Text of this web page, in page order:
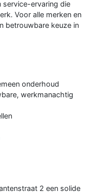
service-ervaring die
Voor alle merken en
betrouwbare keuze in
onderhoud
werkmanachtig
2 een solide